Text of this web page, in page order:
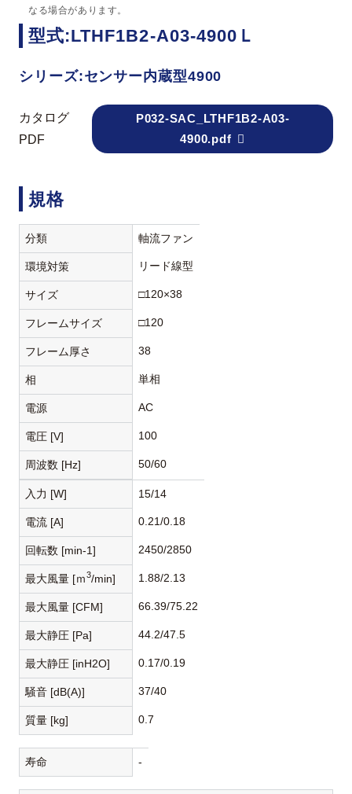
なる場合があります。
型式:LTHF1B2-A03-4900Ｌ
シリーズ:センサー内蔵型4900
カタログ
PDF
P032-SAC_LTHF1B2-A03-
4900.pdf
規格
分類 軸流ファン
環境対策 リード線型
サイズ □120×38
フレームサイズ □120
フレーム厚さ 38
相 単相
電源 AC
電圧 [V] 100
周波数 [Hz] 50/60
入力 [W] 15/14
電流 [A] 0.21/0.18
回転数 [min-1] 2450/2850
最大風量 [ｍ3/min] 1.88/2.13
最大風量 [CFM] 66.39/75.22
最大静圧 [Pa] 44.2/47.5
最大静圧 [inH2O] 0.17/0.19
騒音 [dB(A)] 37/40
質量 [kg] 0.7
寿命 -